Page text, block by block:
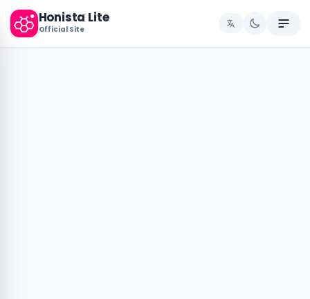
Honista Lite
Official Site